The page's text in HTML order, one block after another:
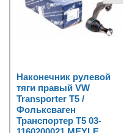
Наконечник рулевой
тяги правый VW
Transporter T5 /
Фольксваген
Транспортер Т5 03-